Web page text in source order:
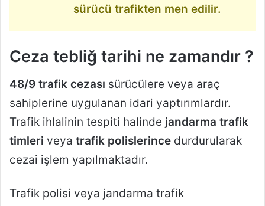
sürücü trafikten men edilir.
Ceza tebliğ tarihi ne zamandır ?
48/9 trafik cezası sürücülere veya araç
sahiplerine uygulanan idari yaptırımlardır.
Trafik ihlalinin tespiti halinde jandarma trafik
timleri veya trafik polislerince durdurularak
cezai işlem yapılmaktadır.
Trafik polisi veya jandarma trafik